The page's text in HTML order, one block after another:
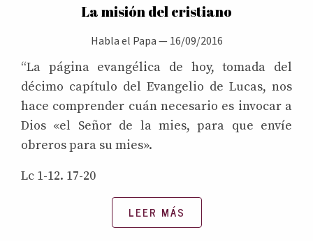
La misión del cristiano
Habla el Papa — 16/09/2016
“La página evangélica de hoy, tomada del
décimo capítulo del Evangelio de Lucas, nos
hace comprender cuán necesario es invocar a
Dios «el Señor de la mies, para que envíe
obreros para su mies».
Lc 1-12. 17-20
LEER MÁS